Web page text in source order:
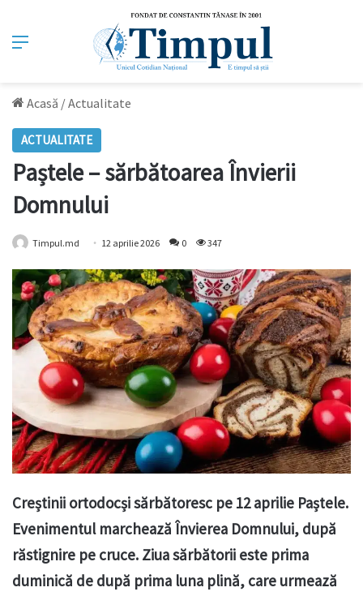
Meniu
Acasă /Actualitate
ACTUALITATE
Paștele – sărbătoarea Învierii
Domnului
Timpul.md 12 aprilie 2026 0 347
Creștinii ortodocși sărbătoresc pe 12 aprilie Paștele.
Evenimentul marchează Învierea Domnului, după
răstignire pe cruce. Ziua sărbătorii este prima
duminică de după prima luna plină, care urmează